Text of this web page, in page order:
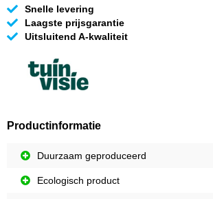
Snelle levering
Laagste prijsgarantie
Uitsluitend A-kwaliteit
Productinformatie
Duurzaam geproduceerd
Ecologisch product